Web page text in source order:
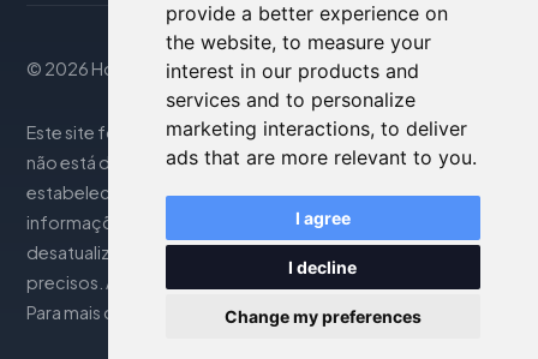
provide a better experience on
the website, to measure your
interest in our products and
services and to personalize
marketing interactions, to deliver
ads that are more relevant to you.
I agree
I decline
Change my preferences
© 2026 Housity.net
Este site fornece informações apenas para referência e
não está de forma alguma associado aos
estabelecimentos de hospedagem mencionados. As
informações exibidas podem ser imprecisas ou
desatualizadas; consulte o site oficial para detalhes
precisos. As reservas são gerenciadas por nosso parceiro.
Para mais detalhes, consulte a seção Notas Legais